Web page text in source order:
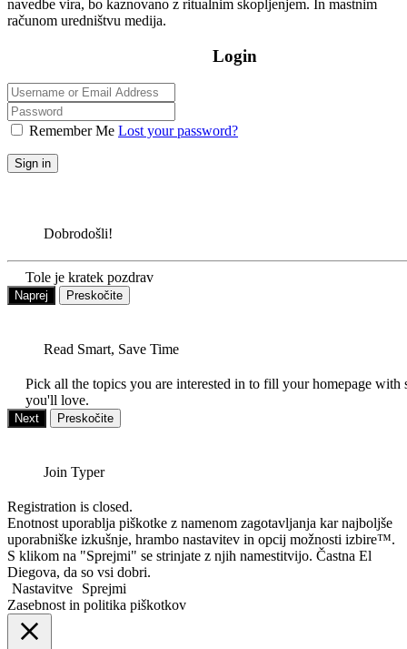
navedbe vira, bo kaznovano z ritualnim skopljenjem. In mastnim
računom uredništvu medija.
Login
Remember Me Lost your password?
Sign in
Dobrodošli!
Tole je kratek pozdrav
Naprej Preskočite
Read Smart, Save Time
Pick all the topics you are interested in to fill your homepage with
you'll love.
Next Preskočite
Join Typer
Registration is closed.
Enotnost uporablja piškotke z namenom zagotavljanja kar najboljše
uporabniške izkušnje, hrambo nastavitev in opcij možnosti izbire™.
S klikom na "Sprejmi" se strinjate z njih namestitvijo. Častna El
Diegova, da so vsi dobri.
Nastavitve
Sprejmi
Zasebnost in politika piškotkov